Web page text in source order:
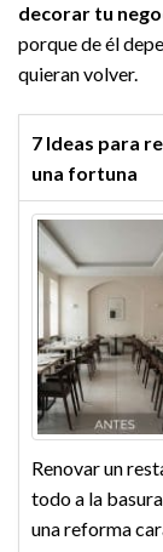
decorar tu
porque de él
quieran volver.
7 Ideas para
una fortuna
Renovar un
todo a la
una reforma